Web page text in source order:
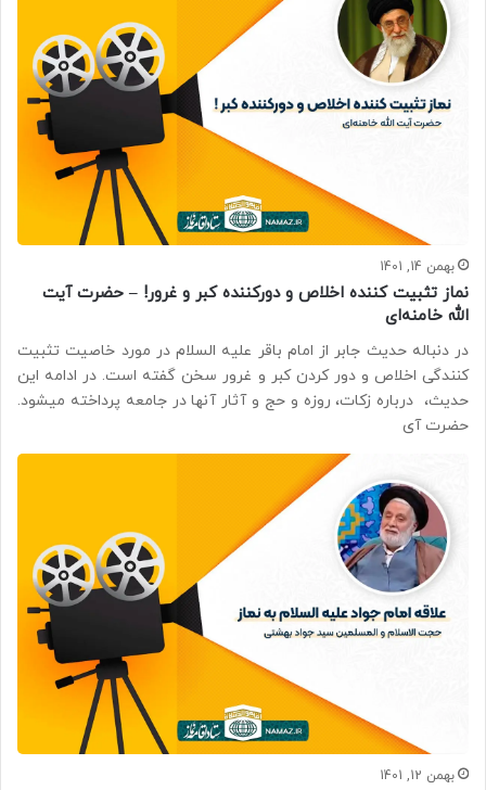
بهمن 14, 1401
نماز تثبیت کننده اخلاص و دورکننده کبر و غرور! – حضرت آیت‌
الله خامنه‌ای
در دنباله حدیث جابر از امام باقر علیه السلام در مورد خاصیت تثبیت
کنندگی اخلاص و دور کردن کبر و غرور سخن گفته است. در ادامه این
حدیث، درباره زکات، روزه و حج و آثار آنها در جامعه پرداخته میشود.
حضرت آی
بهمن 12, 1401